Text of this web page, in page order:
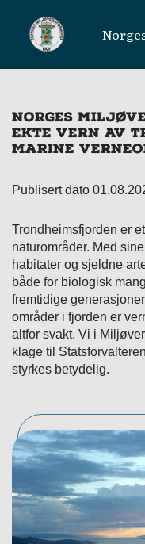
MAIN
NORGES
EKTE VERN AV
MARINE
Publisert dato
Trondheimsfjorden er
naturområder. Med
habitater og sjeldne
både for biologisk
fremtidige
områder i fjorden er
altfor svakt. Vi i
klage til
styrkes betydelig.